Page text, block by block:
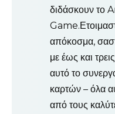
διδάσκουν
απόκοσμα,
με έως και
αυτό το
καρτών – όλα
από τους